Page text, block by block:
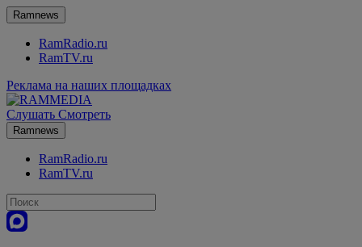
Ramnews
RamRadio.ru
RamTV.ru
Реклама на наших площадках
Слушать Смотреть
Ramnews
RamRadio.ru
RamTV.ru